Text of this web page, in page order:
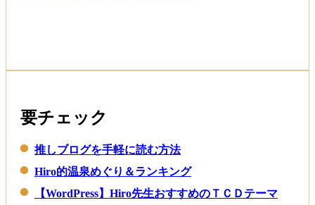
要チェック
推しブログを手軽に読む方法
Hiro的温泉めぐり＆ランキング
【WordPress】Hiro先生おすすめのＴＣＤテーマ